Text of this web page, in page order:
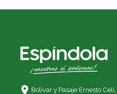
Bolívar y Pasaje Ernesto Celi,